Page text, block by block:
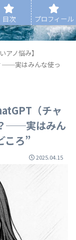
アノ悩み】
──実はみんな使っ
（チャ
──実はみん
ころ”
2025.04.15
目次 プロフィール